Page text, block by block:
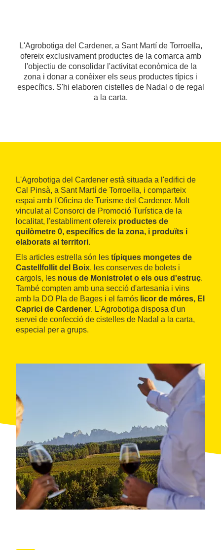
L'Agrobotiga del Cardener, a Sant Martí de Torroella,
ofereix exclusivament productes de la comarca amb
l'objectiu de consolidar l'activitat econòmica de la
zona i donar a conèixer els seus productes típics i
específics. S'hi elaboren cistelles de Nadal o de regal
a la carta.
L'Agrobotiga del Cardener està situada a l'edifici de
Cal Pinsà, a Sant Martí de Torroella, i comparteix
espai amb l'Oficina de Turisme del Cardener. Molt
vinculat al Consorci de Promoció Turística de la
localitat, l'establiment ofereix productes de
quilòmetre 0, específics de la zona, i produïts i
elaborats al territori.
Els articles estrella són les típiques mongetes de
Castellfollit del Boix, les conserves de bolets i
cargols, les nous de Monistrolet o els ous d'estruç.
També compten amb una secció d'artesania i vins
amb la DO Pla de Bages i el famós licor de móres, El
Caprici de Cardener. L'Agrobotiga disposa d'un
servei de confecció de cistelles de Nadal a la carta,
especial per a grups.